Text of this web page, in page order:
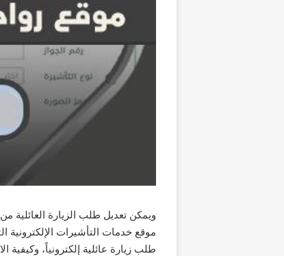
ويمكن تعديل طلب الزيارة العائلية من
موقع خدمات التأشيرات الإلكترونية
طلب زيارة عائلية إلكترونياً، وكيفية